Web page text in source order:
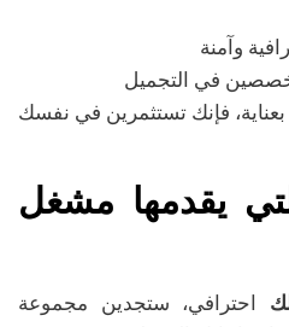
وآمنة
في التجميل
بعناية، فإنك تستثمرين في نفسك
يقدمها مشغل
احترافي، ستجدين مجموعة